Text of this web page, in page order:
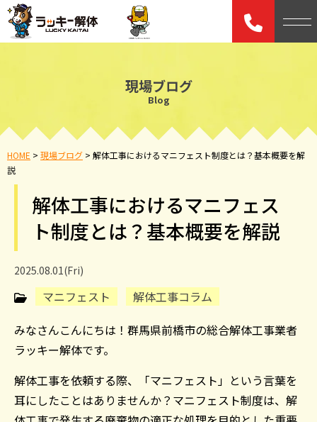
現場ブログ
Blog
HOME > 現場ブログ > 解体工事におけるマニフェスト制度とは？基本概要を解
説
解体工事におけるマニフェス
ト制度とは？基本概要を解説
2025.08.01(Fri)
マニフェスト
解体工事コラム
みなさんこんにちは！群馬県前橋市の総合解体工事業者
ラッキー解体です。
解体工事を依頼する際、「マニフェスト」という言葉を
耳にしたことはありませんか？マニフェスト制度は、解